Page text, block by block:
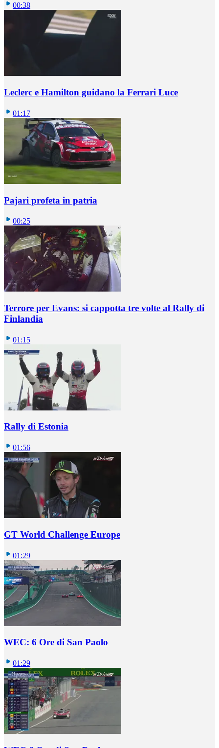
00:38
Leclerc e Hamilton guidano la Ferrari Luce
01:17
Pajari profeta in patria
00:25
Terrore per Evans: si cappotta tre volte al Rally di
Finlandia
01:15
Rally di Estonia
01:56
GT World Challenge Europe
01:29
WEC: 6 Ore di San Paolo
01:29